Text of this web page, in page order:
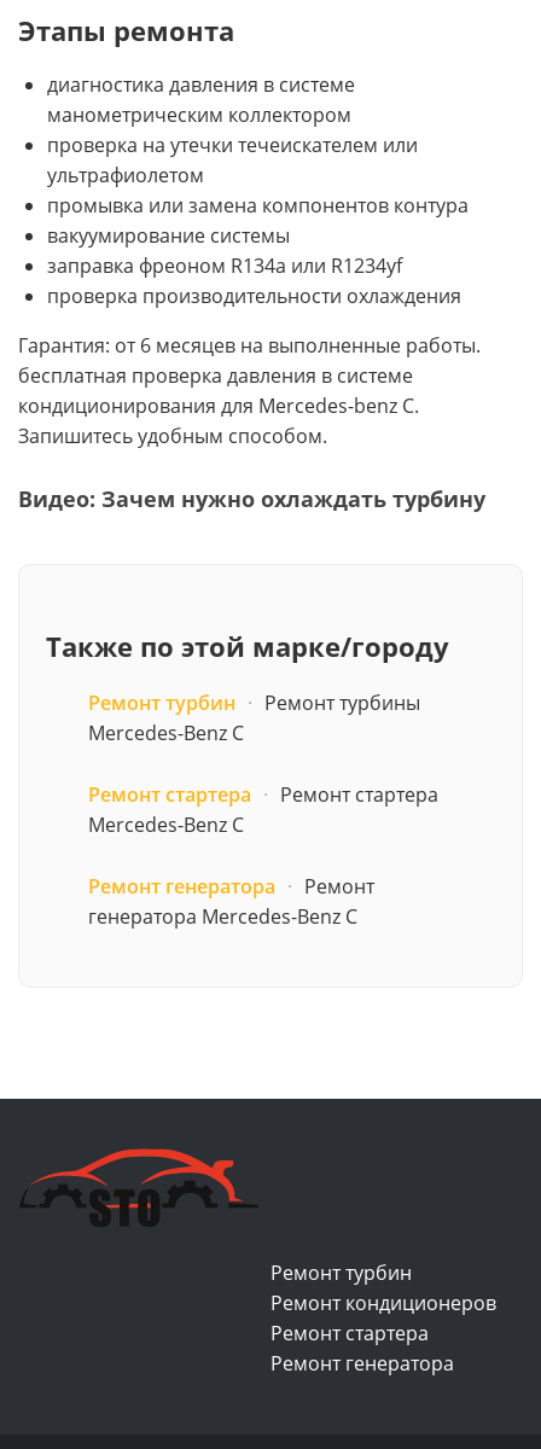
Этапы ремонта
диагностика давления в системе
манометрическим коллектором
проверка на утечки течеискателем или
ультрафиолетом
промывка или замена компонентов контура
вакуумирование системы
заправка фреоном R134a или R1234yf
проверка производительности охлаждения
Гарантия: от 6 месяцев на выполненные работы.
бесплатная проверка давления в системе
кондиционирования для Mercedes-benz C.
Запишитесь удобным способом.
Видео: Зачем нужно охлаждать турбину
Также по этой марке/городу
Ремонт турбин · Ремонт турбины
Mercedes-Benz C
Ремонт стартера · Ремонт стартера
Mercedes-Benz C
Ремонт генератора · Ремонт
генератора Mercedes-Benz C
Ремонт турбин
Ремонт кондиционеров
Ремонт стартера
Ремонт генератора